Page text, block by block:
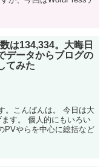
は134,334。大晦日
データからブログの
てみた
。こんばんは。 今日は大
す。 個人的にもいろい
PVやらを中心に総括など